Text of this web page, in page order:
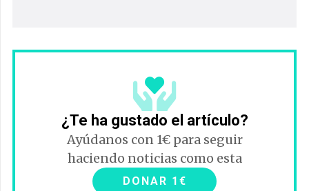
¿Te ha gustado el artículo?
Ayúdanos con 1€ para seguir
haciendo noticias como esta
DONAR 1€